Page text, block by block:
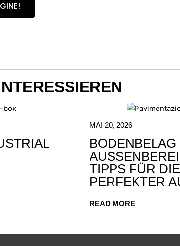
MAI 20, 2026
IPPS FÜR DIE
ERFEKTER
READ MORE